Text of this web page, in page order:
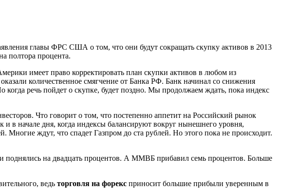
главы ФРС США о том, что они будут сокращать скупку активов в 2013
полтора процента.
имеет право корректировать план скупки активов в любом из
количественное смягчение от Банка РФ. Банк начинал со снижения
речь пойдет о скупке, будет поздно. Мы продолжаем ждать, пока индекс
Что говорит о том, что постепенно аппетит на Российский рынок
в начале дня, когда индексы балансируют вокруг нынешнего уровня,
Многие ждут, что спадет Газпром до ста рублей. Но этого пока не происходит.
поднялись на двадцать процентов. А ММВБ прибавил семь процентов. Больше
ведь торговля на форекс приносит большие прибыли уверенным в